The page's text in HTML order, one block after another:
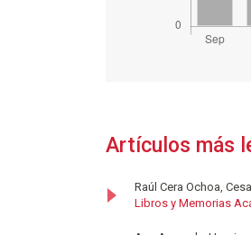
Artículos más
Raúl Cera Ochoa,
Libros y Memorias